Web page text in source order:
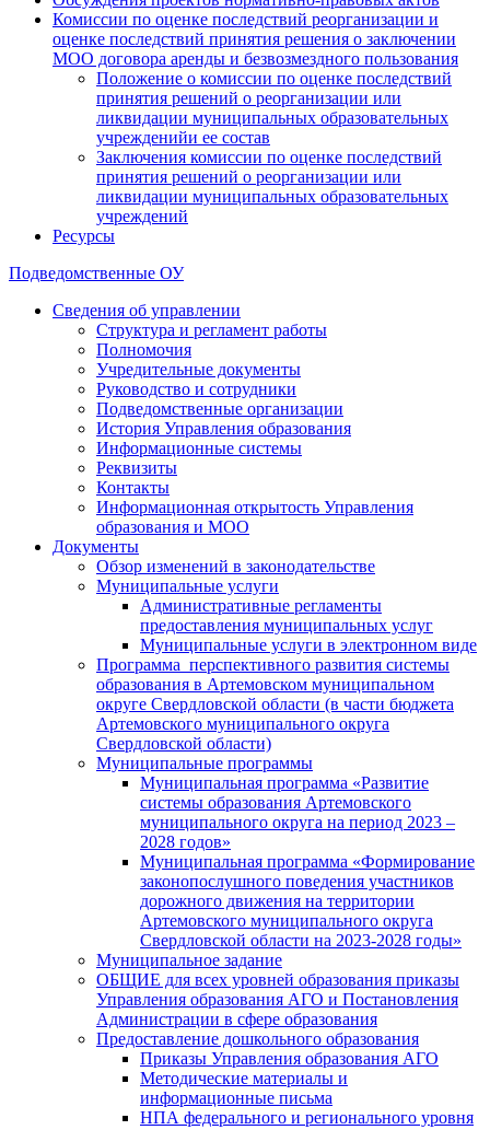
Комиссии по оценке последствий реорганизации и
оценке последствий принятия решения о заключении
МОО договора аренды и безвозмездного пользования
Положение о комиссии по оценке последствий
принятия решений о реорганизации или
ликвидации муниципальных образовательных
учрежденийи ее состав
Заключения комиссии по оценке последствий
принятия решений о реорганизации или
ликвидации муниципальных образовательных
учреждений
Ресурсы
Подведомственные ОУ
Сведения об управлении
Структура и регламент работы
Полномочия
Учредительные документы
Руководство и сотрудники
Подведомственные организации
История Управления образования
Информационные системы
Реквизиты
Контакты
Информационная открытость Управления
образования и МОО
Документы
Обзор изменений в законодательстве
Муниципальные услуги
Административные регламенты
предоставления муниципальных услуг
Муниципальные услуги в электронном виде
Программа перспективного развития системы
образования в Артемовском муниципальном
округе Свердловской области (в части бюджета
Артемовского муниципального округа
Свердловской области)
Муниципальные программы
Муниципальная программа «Развитие
системы образования Артемовского
муниципального округа на период 2023 –
2028 годов»
Муниципальная программа «Формирование
законопослушного поведения участников
дорожного движения на территории
Артемовского муниципального округа
Свердловской области на 2023-2028 годы»
Муниципальное задание
ОБЩИЕ для всех уровней образования приказы
Управления образования АГО и Постановления
Администрации в сфере образования
Предоставление дошкольного образования
Приказы Управления образования АГО
Методические материалы и
информационные письма
НПА федерального и регионального уровня